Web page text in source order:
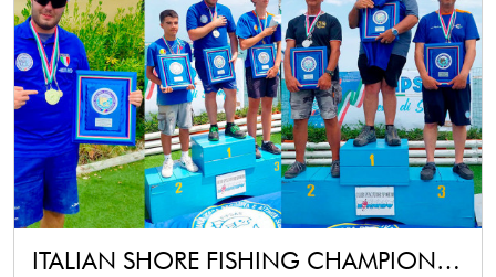
ITALIAN SHORE FISHING CHAMPIONSHIP – MASTERS and UNDER-21